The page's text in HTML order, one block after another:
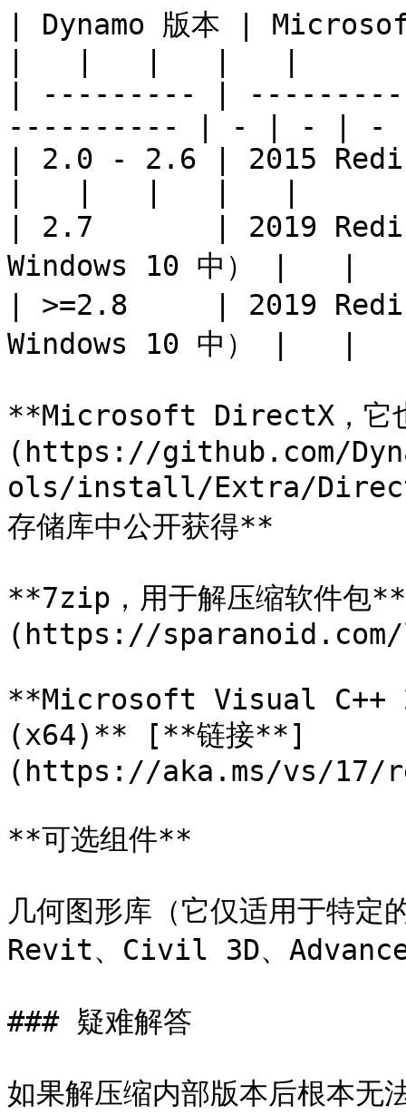
| Dynamo 版本 |
| --------- |
---------- | - | - | -
| 2.0 - 2.6 | 2015
| 2.7       | 2019
Windows 10 中） |
| >=2.8     | 2019
Windows 10 中） |
**Microsoft DirectX，它
(https://github.com/
ols/install/Extra/
存储库中公开获得**
**7zip，用于解压缩软件
(https://
**Microsoft Visual C++
(x64)** [**链接**]
(https://aka.ms/vs/17/
**可选组件**
几何图形库（它仅适用于特
Revit、Civil 3D、
### 疑难解答
如果解压缩内部版本后根本